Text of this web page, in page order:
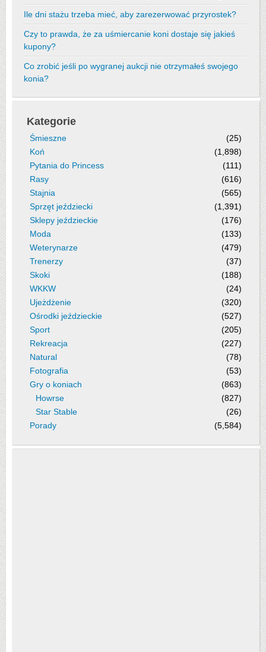
Ile dni stażu trzeba mieć, aby zarezerwować przyrostek?
Czy to prawda, że za uśmiercanie koni dostaje się jakieś
kupony?
Co zrobić jeśli po wygranej aukcji nie otrzymałeś swojego
konia?
Kategorie
Śmieszne
(25)
Koń
(1,898)
Pytania do Princess
(111)
Rasy
(616)
Stajnia
(565)
Sprzęt jeździecki
(1,391)
Sklepy jeździeckie
(176)
Moda
(133)
Weterynarze
(479)
Trenerzy
(37)
Skoki
(188)
WKKW
(24)
Ujeżdżenie
(320)
Ośrodki jeździeckie
(527)
Sport
(205)
Rekreacja
(227)
Natural
(78)
Fotografia
(53)
Gry o koniach
(863)
Howrse
(827)
Star Stable
(26)
Porady
(5,584)